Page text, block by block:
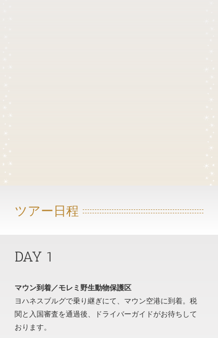
ツアー日程
DAY 1
マウン到着／モレミ野生動物保護区
ヨハネスブルグで乗り継ぎにて、マウン空港に到着。税
関と入国審査を通過後、ドライバーガイドがお待ちして
おります。